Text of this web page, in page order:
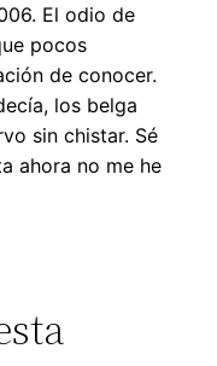
El odio de
pocos
de conocer.
los belga
sin chistar. Sé
ahora no me he